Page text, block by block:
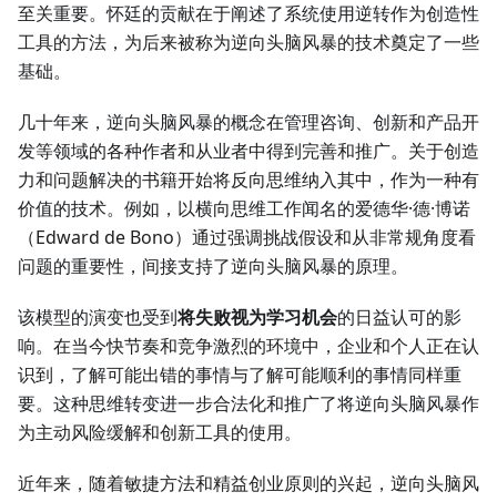
至关重要。怀廷的贡献在于阐述了系统使用逆转作为创造性
工具的方法，为后来被称为逆向头脑风暴的技术奠定了一些
基础。
几十年来，逆向头脑风暴的概念在管理咨询、创新和产品开
发等领域的各种作者和从业者中得到完善和推广。关于创造
力和问题解决的书籍开始将反向思维纳入其中，作为一种有
价值的技术。例如，以横向思维工作闻名的爱德华·德·博诺
（Edward de Bono）通过强调挑战假设和从非常规角度看
问题的重要性，间接支持了逆向头脑风暴的原理。
该模型的演变也受到将失败视为学习机会的日益认可的影
响。在当今快节奏和竞争激烈的环境中，企业和个人正在认
识到，了解可能出错的事情与了解可能顺利的事情同样重
要。这种思维转变进一步合法化和推广了将逆向头脑风暴作
为主动风险缓解和创新工具的使用。
近年来，随着敏捷方法和精益创业原则的兴起，逆向头脑风